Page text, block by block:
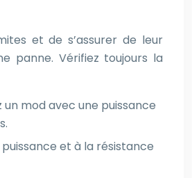
et de s’assurer de leur
panne. Vérifiez toujours la
mod avec une puissance
et à la résistance